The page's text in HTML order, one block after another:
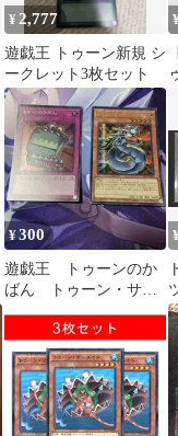
¥ 2,777
遊戯王 トゥーン新規 シ
ークレット3枚セット
¥300
遊戯王 トゥーンのか
ばん トゥーン・サイ
バー・ドラゴン シー
クレット